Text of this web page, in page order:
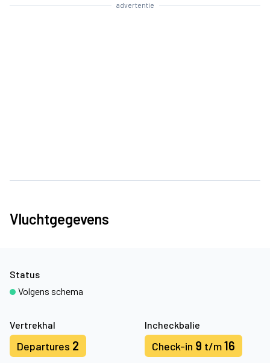
advertentie
Vluchtgegevens
Vertrekhal
Departures 2
Incheckbalie
Check-in 9 t/m16
Status
Volgens schema